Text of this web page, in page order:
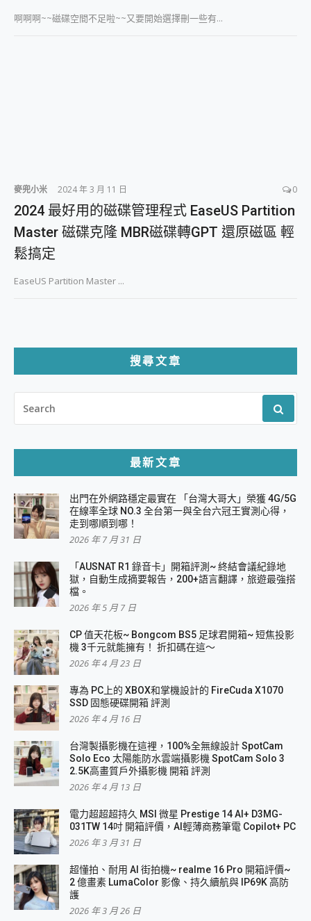
給 MSI Claw 系列電競掌機 最完美的家 MSI Nest Docking Station 掌機專屬擴充底座 開箱 評測
MSI Claw 掌機專屬配件包 來囉 完美保護 MSI Claw A1M-026TW 電競掌機
人像旗艦 vivo V30 系列 開箱 評測! 首搭蔡司光學鏡頭、攝影棚級柔光環、拍攝功能最好玩的美拍神機 vivo V30 Pro
多個願望一次滿足 超強散熱 微星 MSI Claw A1M-026TW 電競掌機 開箱 評測
啊啊啊~~磁碟空間不足啦~~又要開始選擇刪一些有...
麥兜小米 2024 年 3 月 11 日 0
2024 最好用的磁碟管理程式 EaseUS Partition
Master 磁碟克隆 MBR磁碟轉GPT 還原磁區 輕
鬆搞定
EaseUS Partition Master ...
搜尋文章
FOR:
最新文章
出門在外網路穩定最實在 「台灣大哥大」榮獲 4G/5G
在線率全球 NO.3 全台第一與全台六冠王實測心得，
走到哪順到哪！
2026 年 7 月 31 日
「AUSNAT R1 錄音卡」開箱評測~ 終結會議紀錄地
獄，自動生成摘要報告，200+語言翻譯，旅遊最強搭
檔。
2026 年 5 月 7 日
CP 值天花板~ Bongcom BS5 足球君開箱~ 短焦投影
機 3千元就能擁有！ 折扣碼在這～
2026 年 4 月 23 日
專為 PC上的 XBOX和掌機設計的 FireCuda X1070
SSD 固態硬碟開箱 評測
2026 年 4 月 16 日
台灣製攝影機在這裡，100%全無線設計 SpotCam
Solo Eco 太陽能防水雲端攝影機 SpotCam Solo 3
2.5K高畫質戶外攝影機 開箱 評測
2026 年 4 月 13 日
電力超超超持久 MSI 微星 Prestige 14 AI+ D3MG-
031TW 14吋 開箱評價，AI輕薄商務筆電 Copilot+ PC
2026 年 3 月 31 日
超懂拍、耐用 AI 街拍機~ realme 16 Pro 開箱評價~
2 億畫素 LumaColor 影像、持久續航與 IP69K 高防
護
2026 年 3 月 26 日